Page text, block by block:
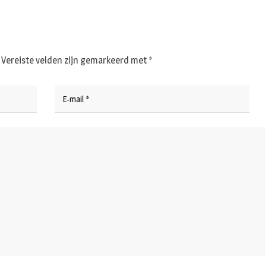
Vereiste velden zijn gemarkeerd met *